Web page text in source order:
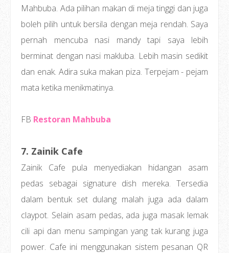
Mahbuba. Ada pilihan makan di meja tinggi dan juga
boleh pilih untuk bersila dengan meja rendah. Saya
pernah mencuba nasi mandy tapi saya lebih
berminat dengan nasi makluba. Lebih masin sedikit
dan enak. Adira suka makan piza. Terpejam - pejam
mata ketika menikmatinya.
FB Restoran Mahbuba
7. Zainik Cafe
Zainik Cafe pula menyediakan hidangan asam
pedas sebagai signature dish mereka. Tersedia
dalam bentuk set dulang malah juga ada dalam
claypot. Selain asam pedas, ada juga masak lemak
cili api dan menu sampingan yang tak kurang juga
power. Cafe ini menggunakan sistem pesanan QR